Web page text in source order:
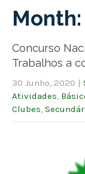
Month:
Concurso
Trabalhos a
30 Junho, 2020 |
Atividades
Clubes